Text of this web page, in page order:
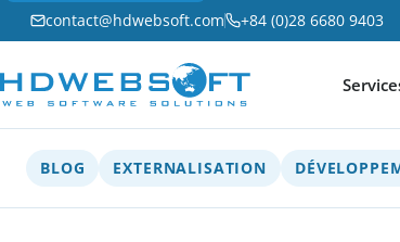
contact@hdwebsoft.com +84 (0)28 6680 9403
BLOG EXTERNALISATION